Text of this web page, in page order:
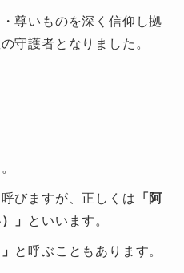
尊いものを深く信仰し拠
守護者となりました。
呼びますが、正しくは 「阿
」
といいます。
と呼ぶこともあります。